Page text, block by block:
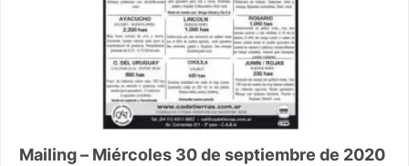
Mailing – Miércoles 30 de septiembre de 2020